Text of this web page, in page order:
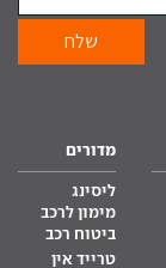
מדורים
ליסינג
מימון לרכב
ביטוח רכב
טרייד אין